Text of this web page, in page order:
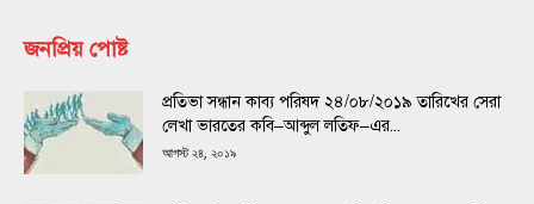
জনপ্রিয় পোষ্ট
প্রতিভা সন্ধান কাব্য পরিষদ ২৪/০৮/২০১৯ তারিখের সেরা
লেখা ভারতের কবি–আব্দুল লতিফ–এর...
আগস্ট ২৪, ২০১৯